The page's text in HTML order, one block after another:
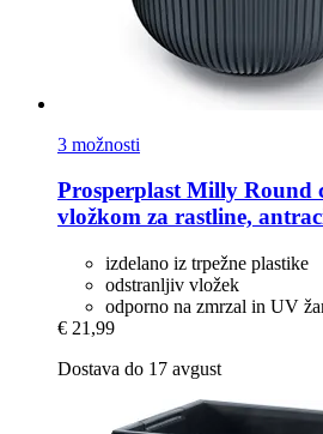
3 možnosti
ProsperplastMilly Round
vložkom za rastline,
izdelano iz trpežne plastike
odstranljiv vložek
odporno na zmrzal in UV
€ 21,99
Dostava do 17 avgust